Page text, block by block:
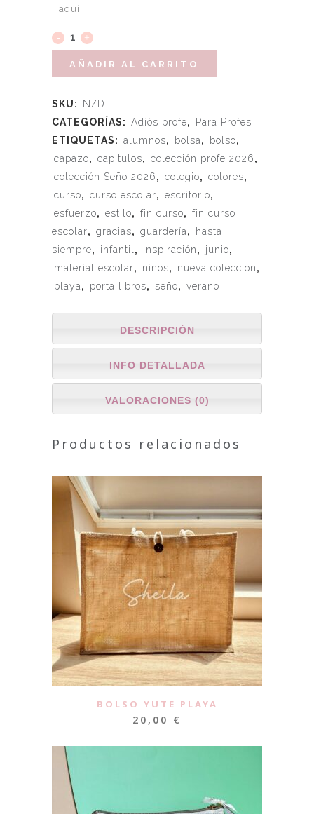
aquí
AÑADIR AL CARRITO
SKU:
N/D
CATEGORÍAS: Adiós profe,
Para Profes
ETIQUETAS: alumnos, bolsa, bolso,
capazo, capitulos, colección profe 2026,
colección Seño 2026, colegio, colores,
curso, curso escolar, escritorio,
esfuerzo, estilo, fin curso, fin curso
escolar, gracias, guardería,
hasta
siempre, infantil , inspiración, junio,
material escolar, niños, nueva colección,
playa, porta libros, seño, verano
DESCRIPCIÓN
INFO DETALLADA
VALORACIONES (0)
Productos relacionados
BOLSO YUTE PLAYA
20,00 €